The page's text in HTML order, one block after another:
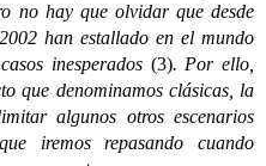
no hay que olvidar que desde
han estallado en el mundo
inesperados (3). Por ello,
que denominamos clásicas, la
algunos otros escenarios
iremos repasando cuando